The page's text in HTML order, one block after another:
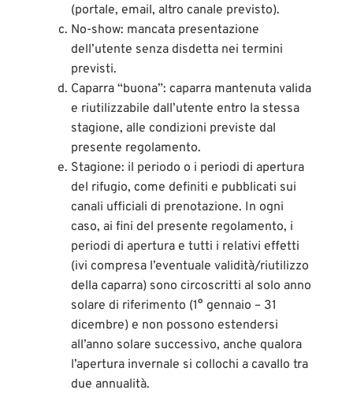
(portale, email, altro canale previsto).
No-show: mancata presentazione
dell’utente senza disdetta nei termini
previsti.
Caparra “buona”: caparra mantenuta valida
e riutilizzabile dall’utente entro la stessa
stagione, alle condizioni previste dal
presente regolamento.
Stagione: il periodo o i periodi di apertura
del rifugio, come definiti e pubblicati sui
canali ufficiali di prenotazione. In ogni
caso, ai fini del presente regolamento, i
periodi di apertura e tutti i relativi effetti
(ivi compresa l’eventuale validità/riutilizzo
della caparra) sono circoscritti al solo anno
solare di riferimento (1° gennaio – 31
dicembre) e non possono estendersi
all’anno solare successivo, anche qualora
l’apertura invernale si collochi a cavallo tra
due annualità.